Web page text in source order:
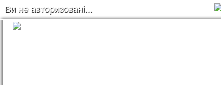
Ви не авторизовані...